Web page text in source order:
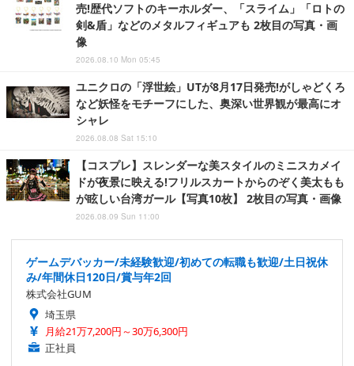
売!歴代ソフトのキーホルダー、「スライム」「ロトの
剣&盾」などのメタルフィギュアも 2枚目の写真・画
像
2026.08.10 Mon 05:45
ユニクロの「浮世絵」UTが8月17日発売!がしゃどくろ
など妖怪をモチーフにした、奥深い世界観が最高にオ
シャレ
2026.08.08 Sat 15:10
【コスプレ】スレンダーな美スタイルのミニスカメイ
ドが夜景に映える!フリルスカートからのぞく美太もも
が眩しい台湾ガール【写真10枚】 2枚目の写真・画像
2026.08.09 Sun 11:00
ゲームデバッカー/未経験歓迎/初めての転職も歓迎/土日祝休
み/年間休日120日/賞与年2回
株式会社GUM
埼玉県
月給21万7,200円～30万6,300円
正社員